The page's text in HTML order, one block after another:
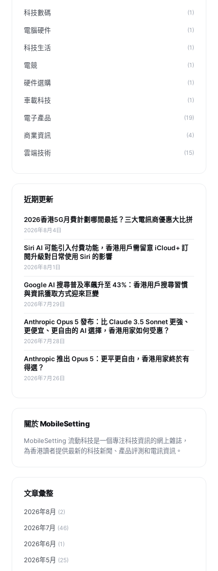
科技數碼 (1)
電腦硬件 (1)
科技生活 (1)
電競 (1)
硬件選購 (1)
車載科技 (1)
電子產品 (19)
商業資訊 (4)
雲端技術 (15)
近期更新
2026香港5G月費計劃哪間最抵？三大電訊商優惠大比拼
2026年8月4日
Siri AI 可能引入付費功能，香港用戶需留意 iCloud+ 訂
閱升級對日常使用 Siri 的影響
2026年8月1日
Google AI 搜尋普及率飆升至 43%：香港用戶搜尋習慣
與資訊獲取方式迎來巨變
2026年7月29日
Anthropic Opus 5 發布：比 Claude 3.5 Sonnet 更強、
更便宜、更自由的 AI 選擇，香港用家如何受惠？
2026年7月28日
Anthropic 推出 Opus 5：更平更自由，香港用家終於有
得選？
2026年7月26日
關於 MobileSetting
MobileSetting 流動科技是一個專注科技資訊的網上雜誌，
為香港讀者提供最新的科技新聞、產品評測和電訊資訊。
文章彙整
2026年8月 (2)
2026年7月 (46)
2026年6月 (1)
2026年5月 (25)